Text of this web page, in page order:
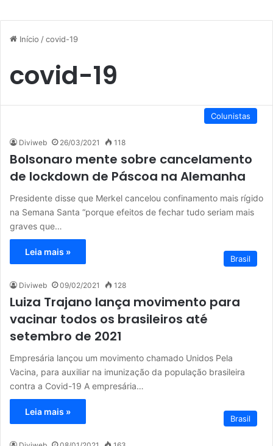
Início /covid-19
covid-19
Colunistas
Diviweb 26/03/2021 118
Bolsonaro mente sobre cancelamento
de lockdown de Páscoa na Alemanha
Presidente disse que Merkel cancelou confinamento mais rígido
na Semana Santa “porque efeitos de fechar tudo seriam mais
graves que…
Leia mais »
Brasil
Diviweb 09/02/2021 128
Luiza Trajano lança movimento para
vacinar todos os brasileiros até
setembro de 2021
Empresária lançou um movimento chamado Unidos Pela
Vacina, para auxiliar na imunização da população brasileira
contra a Covid-19 A empresária…
Leia mais »
Brasil